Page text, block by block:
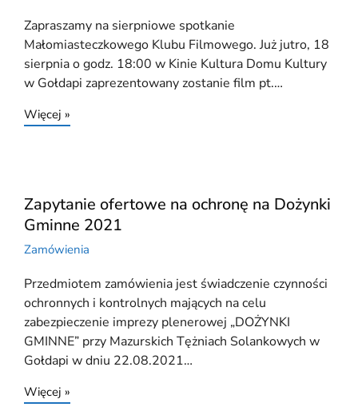
Zapraszamy na sierpniowe spotkanie
Małomiasteczkowego Klubu Filmowego. Już jutro, 18
sierpnia o godz. 18:00 w Kinie Kultura Domu Kultury
w Gołdapi zaprezentowany zostanie film pt.…
Więcej »
Zapytanie ofertowe na ochronę na Dożynki
Gminne 2021
Zamówienia
Przedmiotem zamówienia jest świadczenie czynności
ochronnych i kontrolnych mających na celu
zabezpieczenie imprezy plenerowej „DOŻYNKI
GMINNE” przy Mazurskich Tężniach Solankowych w
Gołdapi w dniu 22.08.2021…
Więcej »